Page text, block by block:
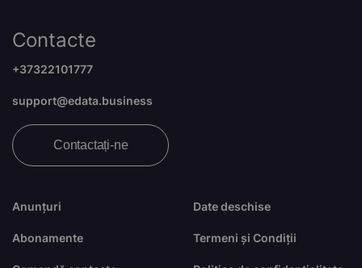
Anunțuri
Abonamente
Date deschise
Termeni și Condiții
Contacte
+37322101777
support@edata.business
Contactați-ne